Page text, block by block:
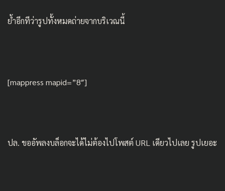
ย้ำอีกทีว่ารูปทั้งหมดถ่ายจากบริเวณนี้
[mappress mapid=”8″]
ปล. ขออัพลงบล็อกจะได้ไม่ต้องไปโพสต์ URL เดียวไปเลย รูปเยอะ